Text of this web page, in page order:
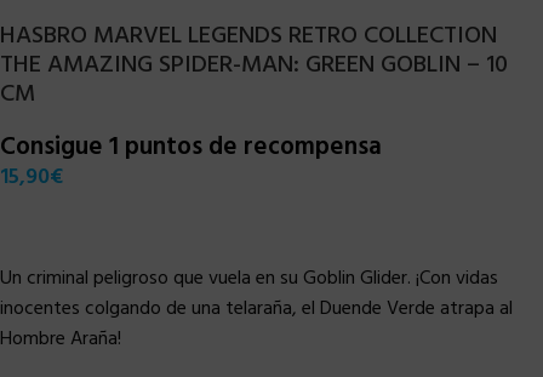
HASBRO MARVEL LEGENDS RETRO COLLECTION
THE AMAZING SPIDER-MAN: GREEN GOBLIN – 10
CM
Consigue 1 puntos de recompensa
15,90€
Un criminal peligroso que vuela en su Goblin Glider. ¡Con vidas
inocentes colgando de una telaraña, el Duende Verde atrapa al
Hombre Araña!